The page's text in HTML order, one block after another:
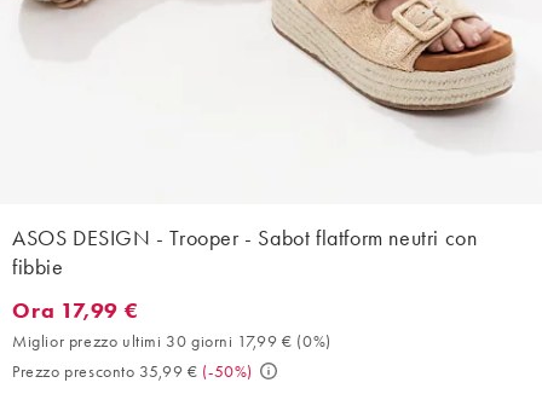
ASOS DESIGN - Trooper - Sabot flatform neutri con
fibbie
Ora 17,99 €. Miglior prezzo ultimi 30 giorni 17,99 € (0%).
Ora 17,99 €
Miglior prezzo ultimi 30 giorni 17,99 € (0%)
Prezzo presconto 35,99 € (-50%)